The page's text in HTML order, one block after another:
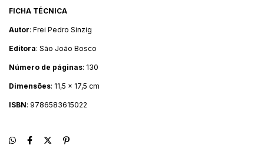
FICHA TÉCNICA
Autor: Frei Pedro Sinzig
Editora: São João Bosco
Número de páginas: 130
Dimensões: 11,5 x 17,5 cm
ISBN: 9786583615022